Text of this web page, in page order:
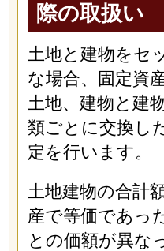
際の取扱い
土地と建物をセ
な場合、固定資
土地、建物と建
類ごとに交換し
定を行います。
土地建物の合計
産で等価であっ
との価額が異な